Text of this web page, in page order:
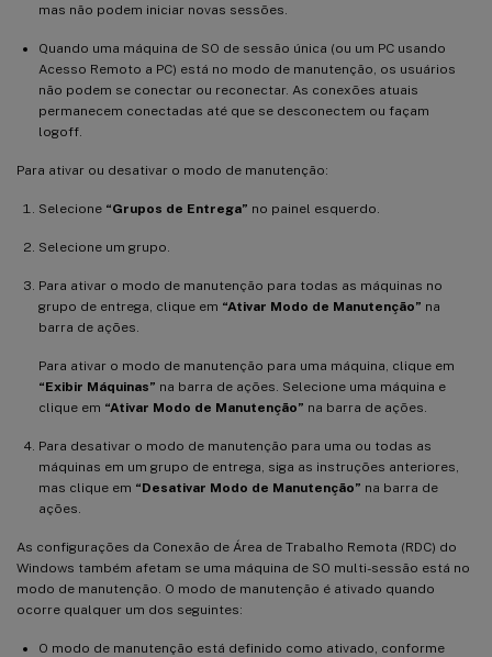
mas não podem iniciar novas sessões.
Quando uma máquina de SO de sessão única (ou um PC usando
Acesso Remoto a PC) está no modo de manutenção, os usuários
não podem se conectar ou reconectar. As conexões atuais
permanecem conectadas até que se desconectem ou façam
logoff.
Para ativar ou desativar o modo de manutenção:
Selecione “Grupos de Entrega” no painel esquerdo.
Selecione um grupo.
Para ativar o modo de manutenção para todas as máquinas no
grupo de entrega, clique em “Ativar Modo de Manutenção” na
barra de ações.
Para ativar o modo de manutenção para uma máquina, clique em
“Exibir Máquinas” na barra de ações. Selecione uma máquina e
clique em “Ativar Modo de Manutenção” na barra de ações.
Para desativar o modo de manutenção para uma ou todas as
máquinas em um grupo de entrega, siga as instruções anteriores,
mas clique em “Desativar Modo de Manutenção” na barra de
ações.
As configurações da Conexão de Área de Trabalho Remota (RDC) do
Windows também afetam se uma máquina de SO multi-sessão está no
modo de manutenção. O modo de manutenção é ativado quando
ocorre qualquer um dos seguintes:
O modo de manutenção está definido como ativado, conforme